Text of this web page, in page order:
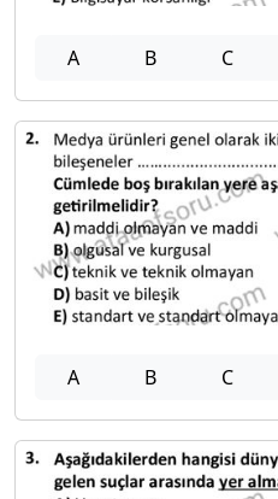
A B C
A B C